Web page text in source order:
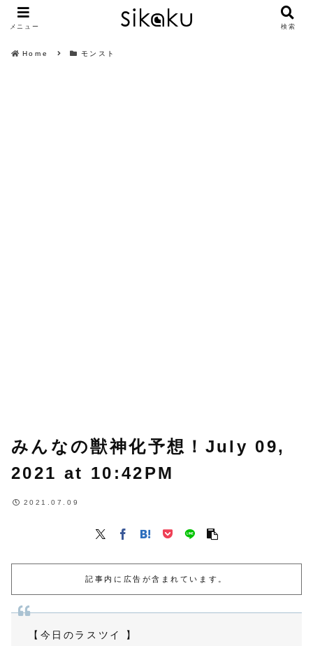
Home モンスト
みんなの獣神化予想！July 09,
2021 at 10:42PM
2021.07.09
記事内に広告が含まれています。
【今日のラスツイ 】
メニュー 検索